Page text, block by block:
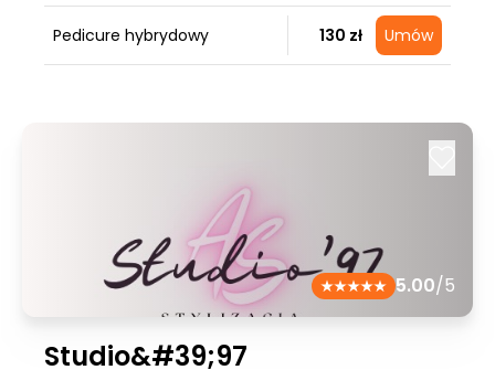
Pedicure hybrydowy 130 zł Umów
5.00/5
Studio&#39;97